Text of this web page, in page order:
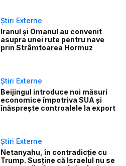
Știri Externe
Iranul și Omanul au convenit
asupra unei rute pentru nave
prin Strâmtoarea Hormuz
Știri Externe
Beijingul introduce noi măsuri
economice împotriva SUA și
înăsprește controalele la export
Știri Externe
Netanyahu, în contradicție cu
Trump. Susține că Israelul nu se